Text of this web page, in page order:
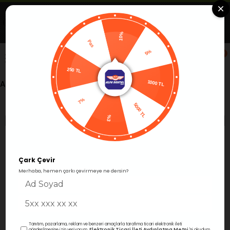
0
Anasayfa Blog
Uygulamada Aç
Alfa Group Dental
Ücretsiz -Google Play'de
5000 TL
Çark Çevir
Merhaba, hemen çarkı çevirmeye ne dersin?
Tanıtım, pazarlama, reklam ve benzeri amaçlarla tarafıma ticari elektronik ileti